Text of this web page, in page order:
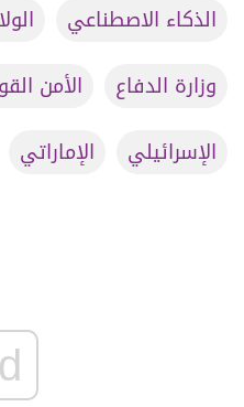
الذكاء الاصطناعي
وزارة الدفاع
الأمن
الإسرائيلي
الإماراتي